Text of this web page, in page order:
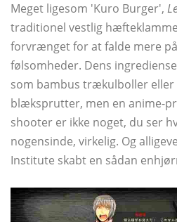
Meget ligesom 'Kuro Burger',
traditionel vestlig
forvrænget for at falde mere
følsomheder. Dens
som bambus trækulboller
blæksprutter, men en anime-
shooter er ikke noget, du ser
nogensinde, virkelig. Og
Institute skabt en sådan